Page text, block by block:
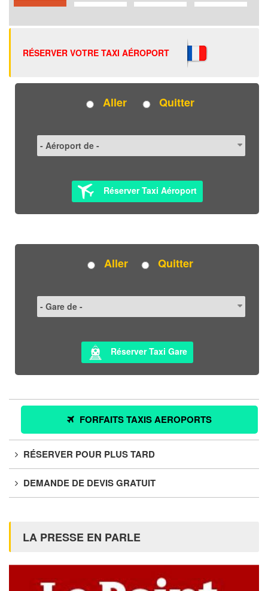
RÉSERVER VOTRE TAXI AÉROPORT
Aller Quitter
Réserver Taxi Aéroport
Aller Quitter
Réserver Taxi Gare
FORFAITS TAXIS AEROPORTS
RÉSERVER POUR PLUS TARD
DEMANDE DE DEVIS GRATUIT
LA PRESSE EN PARLE